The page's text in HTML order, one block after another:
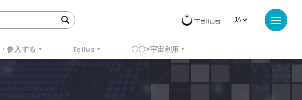
参入する Tellus 〇〇×宇宙利用